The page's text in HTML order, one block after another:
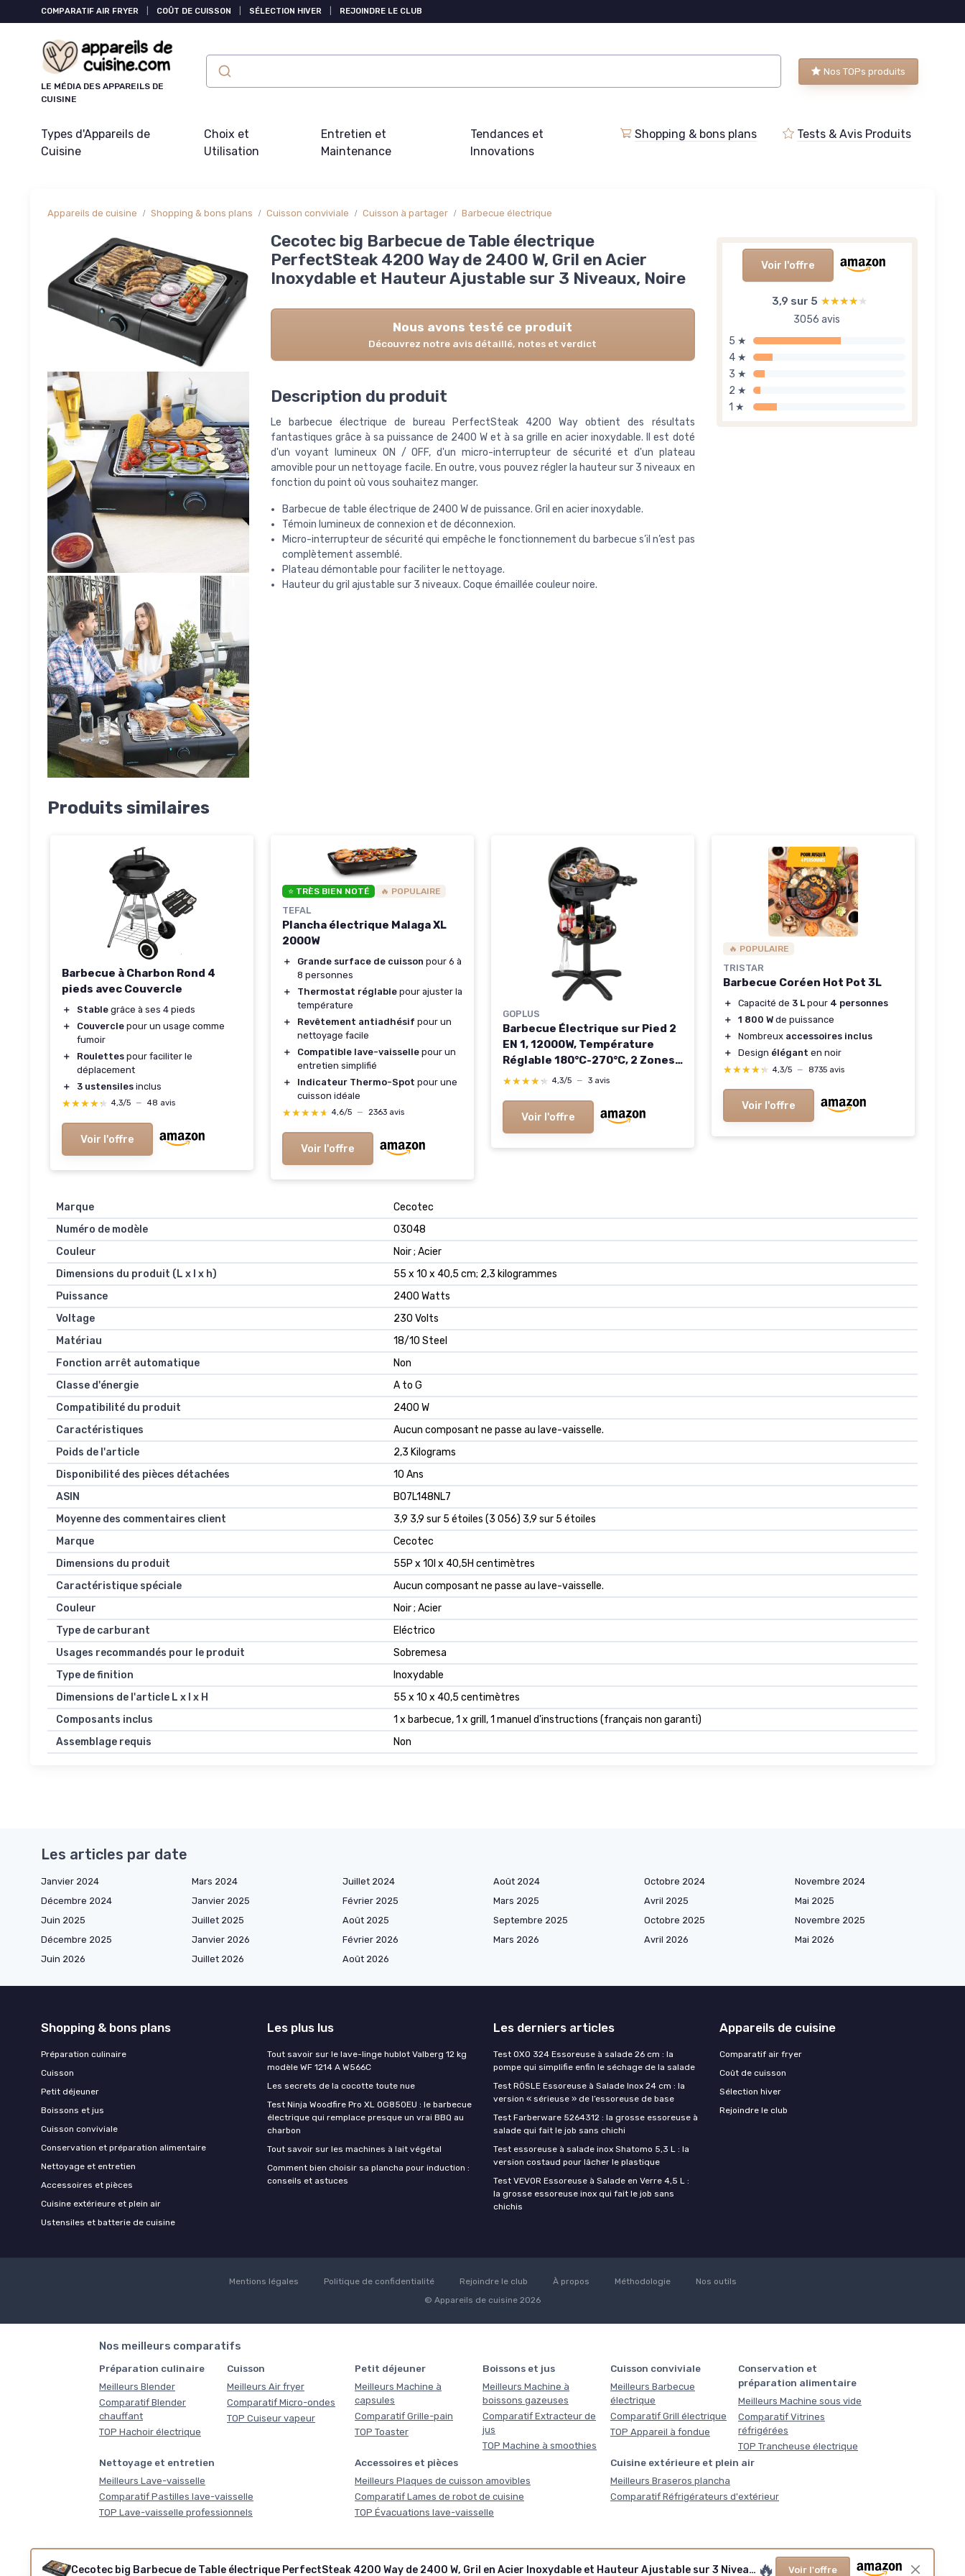
COMPARATIF AIR FRYER COÛT DE CUISSON SÉLECTION HIVER REJOINDRE LE CLUB
LE MÉDIA DES APPAREILS DE
CUISINE
Nos TOPs produits
Types d'Appareils de
Cuisine
Choix et
Utilisation
Entretien et
Maintenance
Tendances et
Innovations
Shopping & bons plans Tests & Avis Produits
Appareils de cuisine Shopping & bons plans Cuisson conviviale Cuisson à partager Barbecue électrique
Voir l'offre
3,9 sur 5 ★★★★★
★★★★★
3056 avis
5 ★
4 ★
3 ★
2 ★
1 ★
Cecotec big Barbecue de Table électrique
PerfectSteak 4200 Way de 2400 W, Gril en Acier
Inoxydable et Hauteur Ajustable sur 3 Niveaux, Noire
Nous avons testé ce produit
Découvrez notre avis détaillé, notes et verdict
Description du produit
Le barbecue électrique de bureau PerfectSteak 4200 Way obtient des résultats
fantastiques grâce à sa puissance de 2400 W et à sa grille en acier inoxydable. Il est doté
d'un voyant lumineux ON / OFF, d'un micro-interrupteur de sécurité et d'un plateau
amovible pour un nettoyage facile. En outre, vous pouvez régler la hauteur sur 3 niveaux en
fonction du point où vous souhaitez manger.
Barbecue de table électrique de 2400 W de puissance. Gril en acier inoxydable.
Témoin lumineux de connexion et de déconnexion.
Micro-interrupteur de sécurité qui empêche le fonctionnement du barbecue s’il n’est pas
complètement assemblé.
Plateau démontable pour faciliter le nettoyage.
Hauteur du gril ajustable sur 3 niveaux. Coque émaillée couleur noire.
Produits similaires
Barbecue à Charbon Rond 4
pieds avec Couvercle
＋ Stable grâce à ses 4 pieds
＋
Couvercle pour un usage comme
fumoir
＋
Roulettes pour faciliter le
déplacement
＋
3 ustensiles inclus
★★★★★
★★★★★ 4,3/5 — 48 avis
Voir l'offre
⭐ TRÈS BIEN NOTÉ 🔥 POPULAIRE
TEFAL
Plancha électrique Malaga XL
2000W
＋ Grande surface de cuisson pour 6 à
8 personnes
＋
Thermostat réglable pour ajuster la
température
＋
Revêtement antiadhésif pour un
nettoyage facile
＋
Compatible lave-vaisselle pour un
entretien simplifié
＋
Indicateur Thermo-Spot pour une
cuisson idéale
★★★★★
★★★★★ 4,6/5 — 2363 avis
Voir l'offre
GOPLUS
Barbecue Électrique sur Pied 2
EN 1, 12000W, Température
Réglable 180°C-270°C, 2 Zones
Plaque Antiadhésive, Étagère à
Intérieur & Extérieur
★★★★★
★★★★★ 4,3/5 — 3 avis
Voir l'offre
🔥 POPULAIRE
TRISTAR
Barbecue Coréen Hot Pot 3L
＋ Capacité de 3 L pour 4 personnes
＋
1 800 W de puissance
＋
Nombreux accessoires inclus
＋
Design élégant en noir
★★★★★
★★★★★ 4,3/5 — 8735 avis
Voir l'offre
Marque
‎Cecotec
Numéro de modèle
‎03048
Couleur
‎Noir ; Acier
Dimensions du produit (L x l x h)
‎55 x 10 x 40,5 cm; 2,3 kilogrammes
Puissance
‎2400 Watts
Voltage
‎230 Volts
Matériau
‎18/10 Steel
Fonction arrêt automatique
‎Non
Classe d'énergie
‎A to G
Compatibilité du produit
‎2400 W
Caractéristiques
‎Aucun composant ne passe au lave-vaisselle.
Poids de l'article
‎2,3 Kilograms
Disponibilité des pièces détachées
‎10 Ans
ASIN
B07L148NL7
Moyenne des commentaires client
3,9 3,9 sur 5 étoiles (3 056) 3,9 sur 5 étoiles
Marque
Cecotec
Dimensions du produit
55P x 10l x 40,5H centimètres
Caractéristique spéciale
Aucun composant ne passe au lave-vaisselle.
Couleur
Noir ; Acier
Type de carburant
Eléctrico
Usages recommandés pour le produit
Sobremesa
Type de finition
Inoxydable
Dimensions de l'article L x l x H
55 x 10 x 40,5 centimètres
Composants inclus
1 x barbecue, 1 x grill, 1 manuel d'instructions (français non garanti)
Assemblage requis
Non
Cecotec big Barbecue de Table électrique PerfectSteak 4200 Way de 2400 W, Gril en Acier Inoxydable et Hauteur Ajustable sur 3 Niveaux, Noire 🔥 Voir l'offre
Les articles par date
Janvier 2024 Mars 2024 Juillet 2024 Août 2024 Octobre 2024
Novembre 2024
Décembre 2024
Janvier 2025 Février 2025 Mars 2025 Avril 2025
Mai 2025
Juin 2025
Juillet 2025 Août 2025 Septembre 2025 Octobre 2025
Novembre 2025
Décembre 2025
Janvier 2026 Février 2026 Mars 2026 Avril 2026
Mai 2026
Juin 2026
Juillet 2026 Août 2026
Shopping & bons plans
Préparation culinaire
Cuisson
Petit déjeuner
Boissons et jus
Cuisson conviviale
Conservation et préparation alimentaire
Nettoyage et entretien
Accessoires et pièces
Cuisine extérieure et plein air
Ustensiles et batterie de cuisine
Les plus lus
Tout savoir sur le lave-linge hublot Valberg 12 kg
modèle WF 1214 A W566C
Les secrets de la cocotte toute nue
Test Ninja Woodfire Pro XL OG850EU : le barbecue
électrique qui remplace presque un vrai BBQ au
charbon
Tout savoir sur les machines à lait végétal
Comment bien choisir sa plancha pour induction :
conseils et astuces
Les derniers articles
Test OXO 324 Essoreuse à salade 26 cm : la
pompe qui simplifie enfin le séchage de la salade
Test RÖSLE Essoreuse à Salade Inox 24 cm : la
version « sérieuse » de l’essoreuse de base
Test Farberware 5264312 : la grosse essoreuse à
salade qui fait le job sans chichi
Test essoreuse à salade inox Shatomo 5,3 L : la
version costaud pour lâcher le plastique
Test VEVOR Essoreuse à Salade en Verre 4,5 L :
la grosse essoreuse inox qui fait le job sans
chichis
Appareils de cuisine
Comparatif air fryer
Coût de cuisson
Sélection hiver
Rejoindre le club
Mentions légales Politique de confidentialité Rejoindre le club À propos Méthodologie
Nos outils
© Appareils de cuisine 2026
Nos meilleurs comparatifs
Préparation culinaire
Meilleurs Blender
Comparatif Blender
chauffant
TOP Hachoir électrique
Cuisson
Meilleurs Air fryer
Comparatif Micro-ondes
TOP Cuiseur vapeur
Petit déjeuner
Meilleurs Machine à
capsules
Comparatif Grille-pain
TOP Toaster
Boissons et jus
Meilleurs Machine à
boissons gazeuses
Comparatif Extracteur de
jus
TOP Machine à smoothies
Cuisson conviviale
Meilleurs Barbecue
électrique
Comparatif Grill électrique
TOP Appareil à fondue
Conservation et
préparation alimentaire
Meilleurs Machine sous vide
Comparatif Vitrines
réfrigérées
TOP Trancheuse électrique
Nettoyage et entretien
Meilleurs Lave-vaisselle
Comparatif Pastilles lave-vaisselle
TOP Lave-vaisselle professionnels
Accessoires et pièces
Meilleurs Plaques de cuisson amovibles
Comparatif Lames de robot de cuisine
TOP Évacuations lave-vaisselle
Cuisine extérieure et plein air
Meilleurs Braseros plancha
Comparatif Réfrigérateurs d'extérieur
Panneau de gestion des cookies